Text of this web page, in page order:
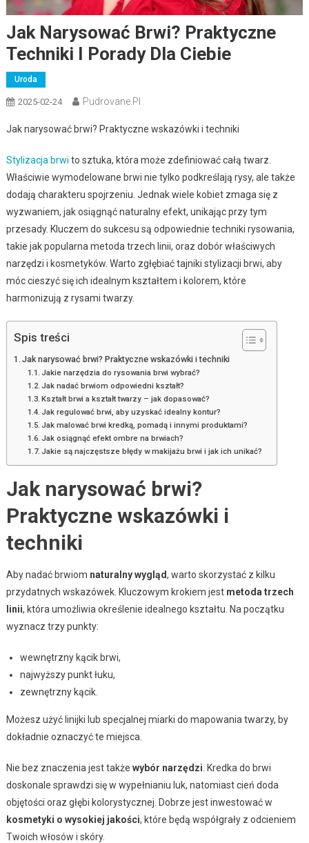
Jak Narysować Brwi? Praktyczne
Techniki I Porady Dla Ciebie
Uroda
2025-02-24 Pudrovane.pl
Jak narysować brwi? Praktyczne wskazówki i techniki
Stylizacja brwi to sztuka, która może zdefiniować całą twarz.
Właściwie wymodelowane brwi nie tylko podkreślają rysy, ale także
dodają charakteru spojrzeniu. Jednak wiele kobiet zmaga się z
wyzwaniem, jak osiągnąć naturalny efekt, unikając przy tym
przesady. Kluczem do sukcesu są odpowiednie techniki rysowania,
takie jak popularna metoda trzech linii, oraz dobór właściwych
narzędzi i kosmetyków. Warto zgłębiać tajniki stylizacji brwi, aby
móc cieszyć się ich idealnym kształtem i kolorem, które
harmonizują z rysami twarzy.
Spis treści
Jak narysować brwi? Praktyczne wskazówki i techniki
Jakie narzędzia do rysowania brwi wybrać?
Jak nadać brwiom odpowiedni kształt?
Kształt brwi a kształt twarzy – jak dopasować?
Jak regulować brwi, aby uzyskać idealny kontur?
Jak malować brwi kredką, pomadą i innymi produktami?
Jak osiągnąć efekt ombre na brwiach?
Jakie są najczęstsze błędy w makijażu brwi i jak ich unikać?
Jak narysować brwi?
Praktyczne wskazówki i
techniki
Aby nadać brwiom naturalny wygląd, warto skorzystać z kilku
przydatnych wskazówek. Kluczowym krokiem jest metoda trzech
linii, która umożliwia określenie idealnego kształtu. Na początku
wyznacz trzy punkty:
wewnętrzny kącik brwi,
najwyższy punkt łuku,
zewnętrzny kącik.
Możesz użyć linijki lub specjalnej miarki do mapowania twarzy, by
dokładnie oznaczyć te miejsca.
Nie bez znaczenia jest także wybór narzędzi . Kredka do brwi
doskonale sprawdzi się w wypełnianiu luk, natomiast cień doda
objętości oraz głębi kolorystycznej. Dobrze jest inwestować w
kosmetyki o wysokiej jakości, które będą współgrały z odcieniem
Twoich włosów i skóry.